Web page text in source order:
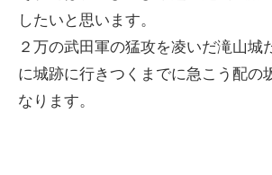
したいと思います。
２万の武田軍の猛攻を凌いだ滝山城
に城跡に行きつくまでに急こう配の
なります。